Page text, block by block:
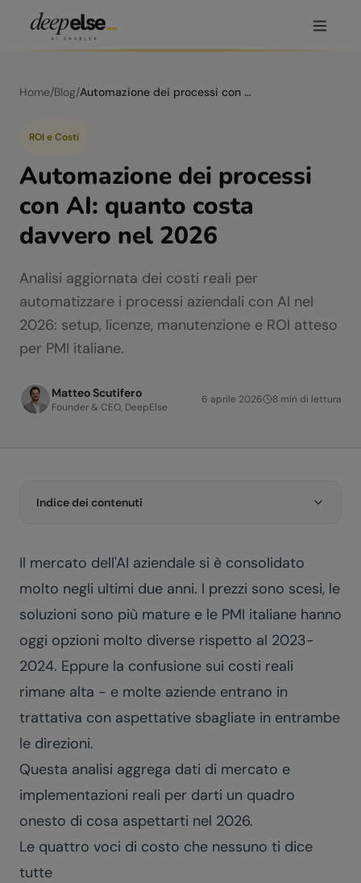
Home/Blog/ Automazione dei processi con AI: quanto costa davvero nel 2026
ROI e Costi
Automazione dei processi
con AI: quanto costa
davvero nel 2026
Analisi aggiornata dei costi reali per
automatizzare i processi aziendali con AI nel
2026: setup, licenze, manutenzione e ROI atteso
per PMI italiane.
Matteo Scutifero
Founder & CEO, DeepElse
6 aprile 2026 8 min di lettura
Indice dei contenuti
Il mercato dell'AI aziendale si è consolidato
molto negli ultimi due anni. I prezzi sono scesi, le
soluzioni sono più mature e le PMI italiane hanno
oggi opzioni molto diverse rispetto al 2023-
2024. Eppure la confusione sui costi reali
rimane alta - e molte aziende entrano in
trattativa con aspettative sbagliate in entrambe
le direzioni.
Questa analisi aggrega dati di mercato e
implementazioni reali per darti un quadro
onesto di cosa aspettarti nel 2026.
Le quattro voci di costo che nessuno ti dice
tutte